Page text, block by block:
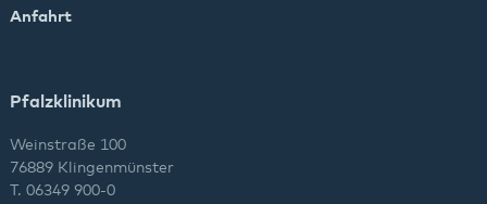
Anfahrt
Pfalzklinikum
Weinstraße 100
76889 Klingenmünster
T. 06349 900-0